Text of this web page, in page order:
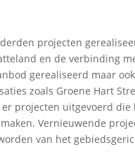
projecten
en de verbinding
gerealiseerd maar
zoals Groene Hart
er projecten uitgevoerd
Vernieuwende
van het